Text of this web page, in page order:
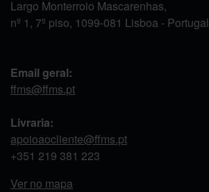
Largo Monterroio Mascarenhas,
nº 1, 7º piso, 1099-081 Lisboa - Portugal
Email geral:
ffms@ffms.pt
Livraria:
apoioaocliente@ffms.pt
+351 219 381 223
Ver no mapa